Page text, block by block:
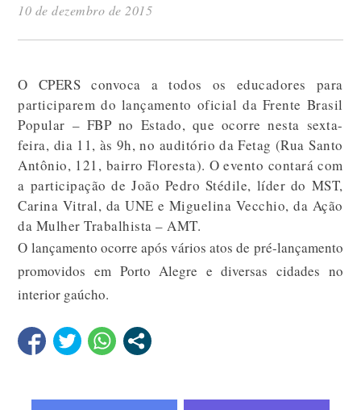
10 de dezembro de 2015
O CPERS convoca a todos os educadores para
participarem do lançamento oficial da Frente Brasil
Popular – FBP no Estado, que ocorre nesta sexta-
feira, dia 11, às 9h, no auditório da Fetag (Rua Santo
Antônio, 121, bairro Floresta). O evento contará com
a participação de João Pedro Stédile, líder do MST,
Carina Vitral, da UNE e Miguelina Vecchio, da Ação
da Mulher Trabalhista – AMT.
O lançamento ocorre após vários atos de pré-lançamento
promovidos em Porto Alegre e diversas cidades no
interior gaúcho.